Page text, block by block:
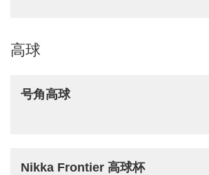
高球
号角高球
Nikka Frontier 高球杯